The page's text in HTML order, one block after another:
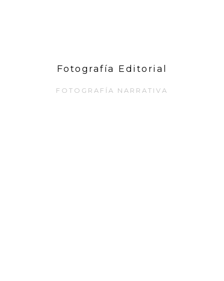
Fotografía Editorial
FOTOGRAFÍA NARRATIVA